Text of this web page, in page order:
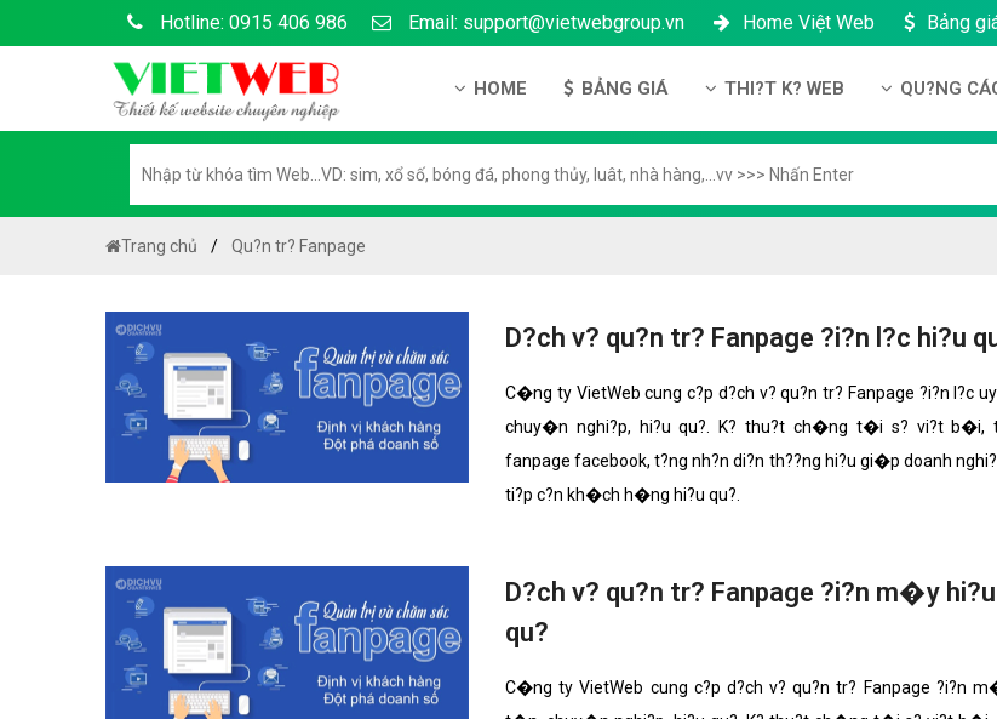
Hotline: 0915 406 986 Email: support@vietwebgroup.vn Home Việt Web Bảng
HOME
Chính sách b?o m?t
Chính sách ??i lý
BẢNG GIÁ
Bảng giá Hosting
Bảng giá SSL - HTTTS
Bảng giá Email theo tên miền
Bảng giá quảng cáo Facebook
Bảng giá quản trị Website
THI?T K? WEB QU?NG
Trang chủ Qu?n tr? Fanpage
D?ch v? qu?n tr? Fanpage ?i?n l?c hi?u
C�ng ty VietWeb cung c?p d?ch v? qu?n tr? Fanpage ?i?n l?c
chuy�n nghi?p, hi?u qu?. K? thu?t ch�ng t�i s? vi?t b�i,
fanpage facebook, t?ng nh?n di?n th??ng hi?u gi�p doanh
ti?p c?n kh�ch h�ng hi?u qu?.
D?ch v? qu?n tr? Fanpage ?i?n m�y hi?u
qu?
C�ng ty VietWeb cung c?p d?ch v? qu?n tr? Fanpage ?i?n